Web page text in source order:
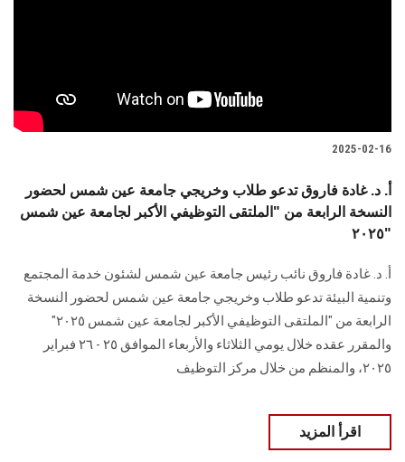
2025-02-16
أ. د. غادة فاروق تدعو طلاب وخريجي جامعة عين شمس لحضور
النسخة الرابعة من "الملتقى التوظيفي الأكبر لجامعة عين شمس
٢٠٢٥"
أ. د. غادة فاروق نائب رئيس جامعة عين شمس لشئون خدمة المجتمع
وتنمية البيئة تدعو طلاب وخريجي جامعة عين شمس لحضور النسخة
الرابعة من "الملتقى التوظيفي الأكبر لجامعة عين شمس ٢٠٢٥"
والمقرر عقده خلال يومي الثلاثاء والأربعاء الموافق ٢٥ - ٢٦ فبراير
٢٠٢٥، والمنظم من خلال مركز التوظيف
اقرأ المزيد